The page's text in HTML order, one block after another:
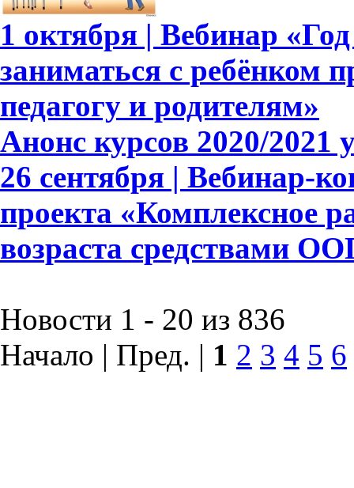
1 октября | Вебинар
заниматься с ребёнком
педагогу и родителям»
Анонс курсов 2020/2021
26 сентября | Вебинар-
проекта «Комплексное
возраста средствами
Новости 1 - 20 из 836
Начало | Пред. | 1 2 3 4 5 6